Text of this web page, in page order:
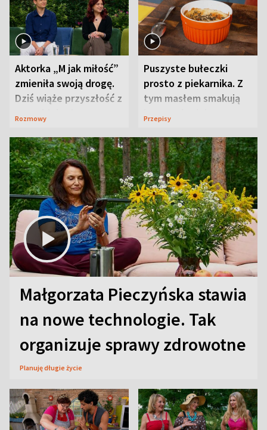
Aktorka „M jak miłość”
zmieniła swoją drogę.
Dziś wiąże przyszłość z
neurobiologią
Rozmowy
Puszyste bułeczki
prosto z piekarnika. Z
tym masłem smakują
jeszcze lepiej
Przepisy
Małgorzata Pieczyńska stawia
na nowe technologie. Tak
organizuje sprawy zdrowotne
Planuję długie życie